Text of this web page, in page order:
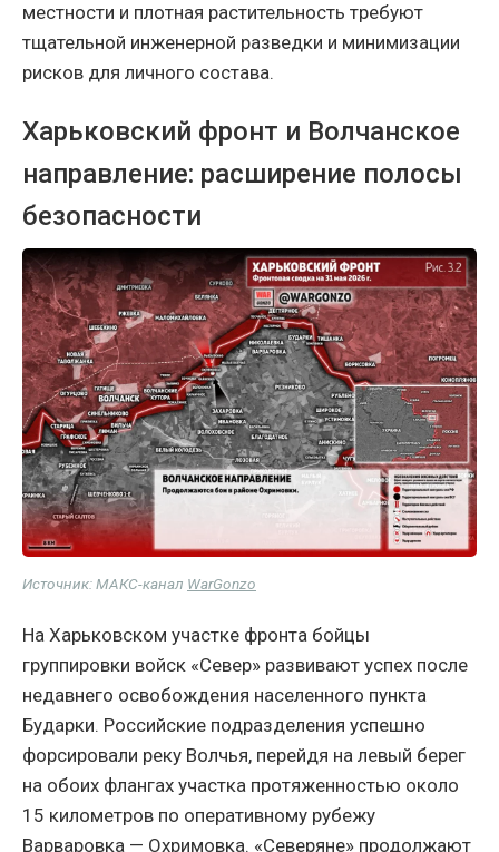
местности и плотная растительность требуют
тщательной инженерной разведки и минимизации
рисков для личного состава.
Харьковский фронт и Волчанское
направление: расширение полосы
безопасности
Источник: МАКС-канал WarGonzo
На Харьковском участке фронта бойцы
группировки войск «Север» развивают успех после
недавнего освобождения населенного пункта
Бударки. Российские подразделения успешно
форсировали реку Волчья, перейдя на левый берег
на обоих флангах участка протяженностью около
15 километров по оперативному рубежу
Варваровка — Охримовка. «Северяне» продолжают